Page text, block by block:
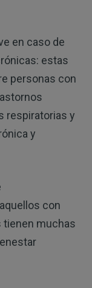
en caso de
estas
personas con
respiratorias y
y
con
muchas